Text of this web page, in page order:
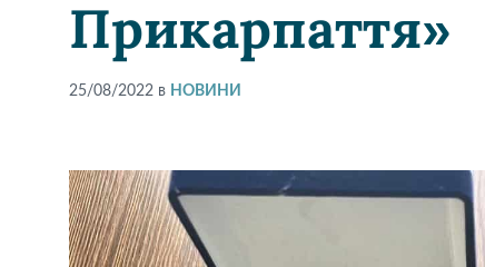
Прикарпаття»
25/08/2022 в НОВИНИ